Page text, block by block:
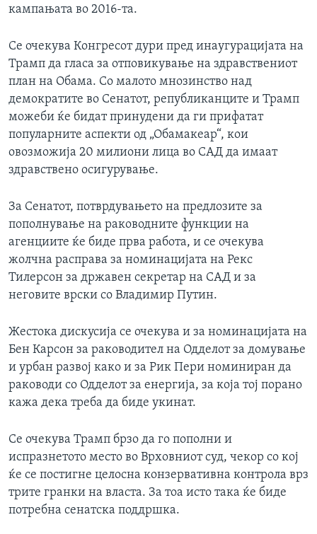
кампањата во 2016-та.
Се очекува Конгресот дури пред инаугурацијата на
Трамп да гласа за отповикување на здравствениот
план на Обама. Со малото мнозинство над
демократите во Сенатот, републиканците и Трамп
можеби ќе бидат принудени да ги прифатат
популарните аспекти од „Обамакеар“, кои
овозможија 20 милиони лица во САД да имаат
здравствено осигурување.
За Сенатот, потврдувањето на предлозите за
пополнување на раководните функции на
агенциите ќе биде прва работа, и се очекува
жолчна расправа за номинацијата на Рекс
Тилерсон за државен секретар на САД и за
неговите врски со Владимир Путин.
Жестока дискусија се очекува и за номинацијата на
Бен Карсон за раководител на Одделот за домување
и урбан развој како и за Рик Пери номиниран да
раководи со Одделот за енергија, за која тој порано
кажа дека треба да биде укинат.
Се очекува Трамп брзо да го пополни и
испразнетото место во Врховниот суд, чекор со кој
ќе се постигне целосна конзервативна контрола врз
трите гранки на власта. За тоа исто така ќе биде
потребна сенатска поддршка.